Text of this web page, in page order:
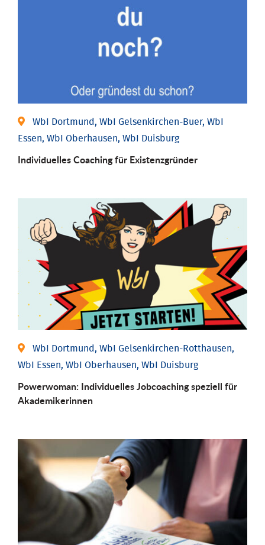
WbI Dortmund, WbI Gelsenkirchen-Buer, WbI
Essen, WbI Oberhausen, WbI Duisburg
Individu­elles Coaching für Existenz­gründer
WbI Dortmund, WbI Gelsenkirchen-Rotthausen,
WbI Essen, WbI Oberhausen, WbI Duisburg
Powerwoman: Individu­elles Job­coaching speziell für
Aka­demiker­innen